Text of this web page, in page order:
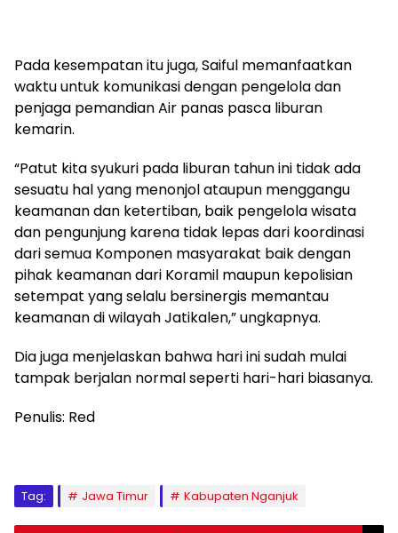
Pada kesempatan itu juga, Saiful memanfaatkan
waktu untuk komunikasi dengan pengelola dan
penjaga pemandian Air panas pasca liburan
kemarin.
“Patut kita syukuri pada liburan tahun ini tidak ada
sesuatu hal yang menonjol ataupun menggangu
keamanan dan ketertiban, baik pengelola wisata
dan pengunjung karena tidak lepas dari koordinasi
dari semua Komponen masyarakat baik dengan
pihak keamanan dari Koramil maupun kepolisian
setempat yang selalu bersinergis memantau
keamanan di wilayah Jatikalen,” ungkapnya.
Dia juga menjelaskan bahwa hari ini sudah mulai
tampak berjalan normal seperti hari-hari biasanya.
Penulis: Red
Tag: Jawa Timur Kabupaten Nganjuk